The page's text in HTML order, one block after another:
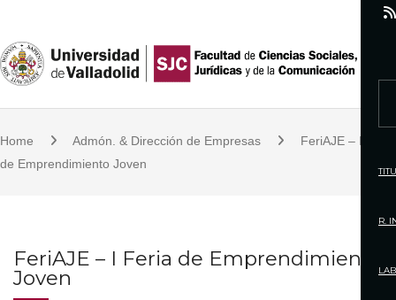
i
t
o
c
Home Admón. & Dirección de Empresas
FeriAJE – I Feria
de Emprendimiento Joven
FeriAJE – I Feria de Emprendimiento
Joven
r
h
o
R.